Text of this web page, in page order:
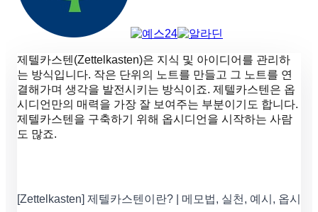
제텔카스텐(Zettelkasten)은 지식 및 아이디어를 관리하
는 방식입니다. 작은 단위의 노트를 만들고 그 노트를 연
결해가며 생각을 발전시키는 방식이죠. 제텔카스텐은 옵
시디언만의 매력을 가장 잘 보여주는 부분이기도 합니다.
제텔카스텐을 구축하기 위해 옵시디언을 시작하는 사람
도 많죠.
[Zettelkasten] 제텔카스텐이란? | 메모법, 실천, 예시, 옵시